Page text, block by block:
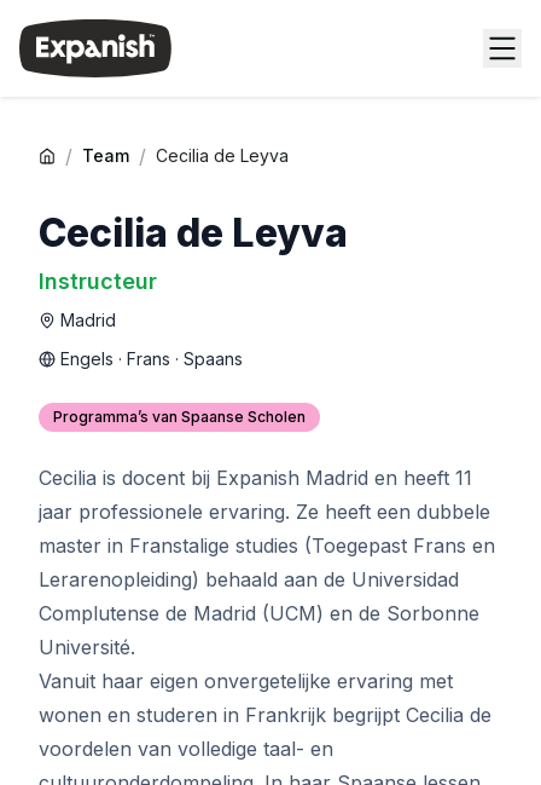
/ Team / Cecilia de Leyva
Cecilia de Leyva
Instructeur
Madrid
Engels · Frans · Spaans
Programma’s van Spaanse Scholen
Cecilia is docent bij Expanish Madrid en heeft 11
jaar professionele ervaring. Ze heeft een dubbele
master in Franstalige studies (Toegepast Frans en
Lerarenopleiding) behaald aan de Universidad
Complutense de Madrid (UCM) en de Sorbonne
Université.
Vanuit haar eigen onvergetelijke ervaring met
wonen en studeren in Frankrijk begrijpt Cecilia de
voordelen van volledige taal- en